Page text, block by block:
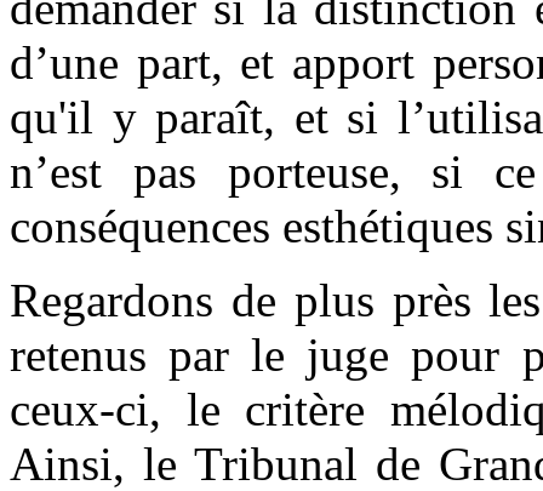
d’une part, et apport
qu'il y paraît, et si
n’est pas porteuse, si
conséquences esthétiques
Regardons de plus près
retenus par le juge pour
ceux-ci, le critère
Ainsi, le Tribunal de